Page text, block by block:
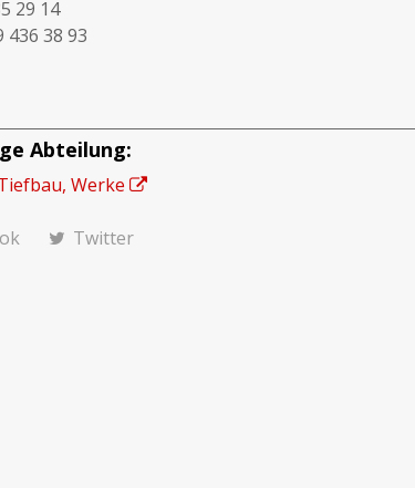
29 14
436 38 93
Abteilung:
Werke
Twitter